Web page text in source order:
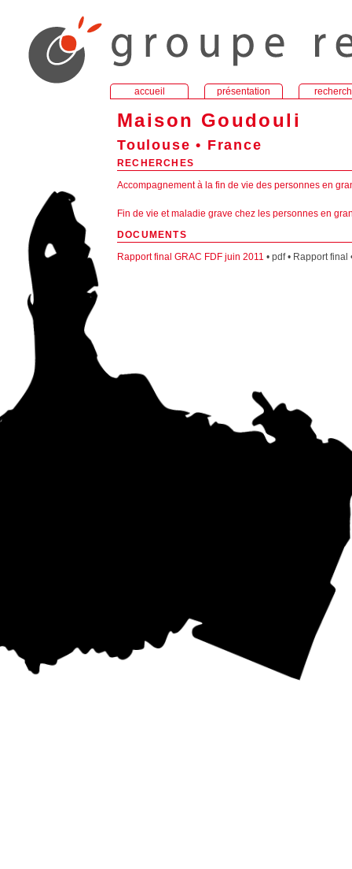
accueil présentation
Maison Goudouli
Toulouse • France
RECHERCHES
Accompagnement à la fin de vie des personnes en
Fin de vie et maladie grave chez les personnes en
DOCUMENTS
Rapport final GRAC FDF juin 2011 • pdf • Rapport final